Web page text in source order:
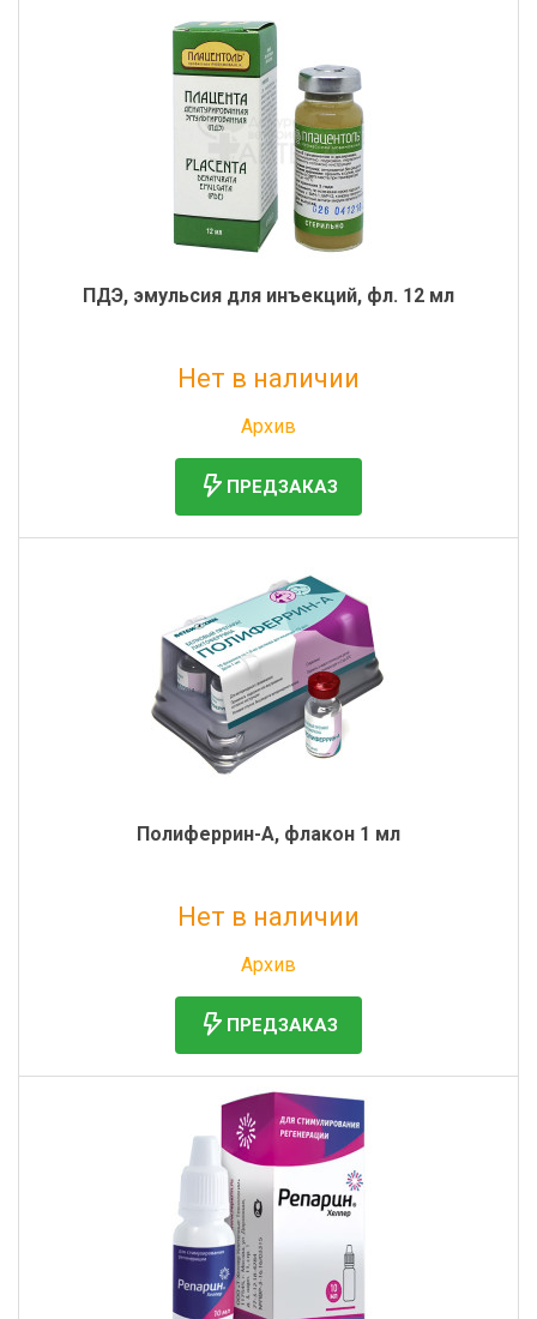
ПДЭ, эмульсия для инъекций, фл. 12 мл
Нет в наличии
Архив
ПРЕДЗАКАЗ
Полиферрин-А, флакон 1 мл
Нет в наличии
Архив
ПРЕДЗАКАЗ